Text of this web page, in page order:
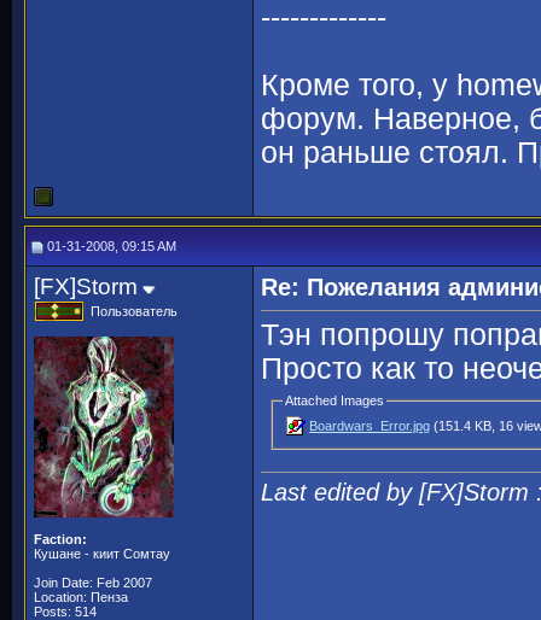
-------------
Кроме того, у
форум. Наверное,
он раньше стоял.
01-31-2008, 09:15 AM
[FX]Storm
Пользователь
Faction:
Кушане - киит Сомтау
Join Date: Feb 2007
Location: Пенза
Posts: 514
Re: Пожелания
Тэн попрошу
Просто как то
Attached Images
Boardwars_Error.jpg (151.4 KB, 16
Last edited by